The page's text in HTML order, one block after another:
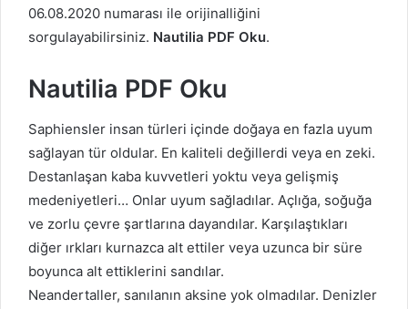
06.08.2020 numarası ile orijinalliğini
sorgulayabilirsiniz. Nautilia PDF Oku.
Nautilia PDF Oku
Saphiensler insan türleri içinde doğaya en fazla uyum
sağlayan tür oldular. En kaliteli değillerdi veya en zeki.
Destanlaşan kaba kuvvetleri yoktu veya gelişmiş
medeniyetleri… Onlar uyum sağladılar. Açlığa, soğuğa
ve zorlu çevre şartlarına dayandılar. Karşılaştıkları
diğer ırkları kurnazca alt ettiler veya uzunca bir süre
boyunca alt ettiklerini sandılar.
Neandertaller, sanılanın aksine yok olmadılar. Denizler